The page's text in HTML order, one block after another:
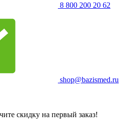
8 800 200 20 62
shop@bazismed.ru
скидку на первый заказ!